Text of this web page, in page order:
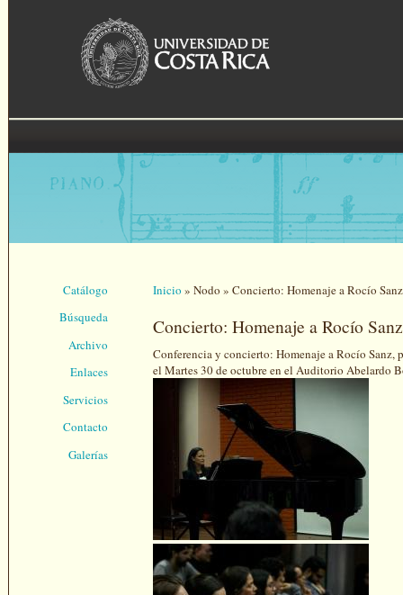
Se encuentra usted aquí
Inicio » Nodo » Concierto: Homenaje a Rocío Sanz
Concierto: Homenaje a Rocío Sanz
Conferencia y concierto: Homenaje a Rocío
el Martes 30 de octubre en el Auditorio Abelardo
Catálogo
Búsqueda
Archivo
Enlaces
Servicios
Contacto
Galerías